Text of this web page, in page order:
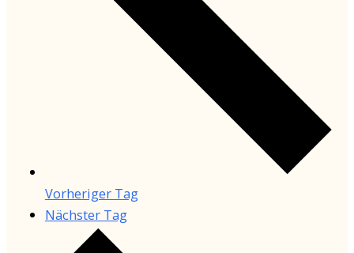
Vorheriger Tag
Nächster Tag